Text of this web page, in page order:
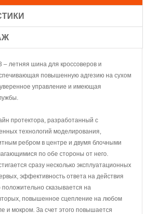
– летняя шина для кроссоверов и
повышенную адгезию на сухом
управление и имеющая
протектора, разработанный с
технологий моделирования,
ребром в центре и двумя блочными
по обе стороны от него.
сразу несколько эксплуатационных
эффективность ответа на действия
положительно сказывается на
повышенное сцепление на любом
и мокром. За счет этого повышается